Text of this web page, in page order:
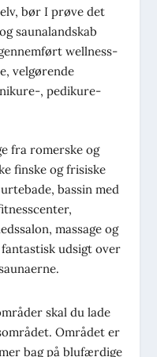
bør I prøve det
saunalandskab
wellness-
velgørende
, pedikure-
fra romerske og
finske og frisiske
bassin med
massage og
udsigt over
skal du lade
Området er
bag på blufærdige